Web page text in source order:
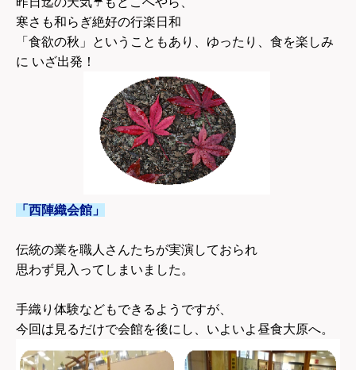
昨日迄の天気☔ もどこへやら、
寒さも和らぎ絶好の行楽日和
「食欲の秋」ということもあり、ゆったり、食を楽しみ
に いざ出発！
「西陣織会館」
伝統の業を職人さんたちが実演しておられ
思わず見入ってしまいました。
手織り体験などもできるようですが、
今回は見るだけで会館を後にし、いよいよ昼食大原へ。